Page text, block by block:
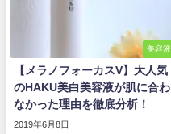
美容液
【メラノフォーカスV】大人気
のHAKU美白美容液が肌に合わ
なかった理由を徹底分析！
2019年6月8日